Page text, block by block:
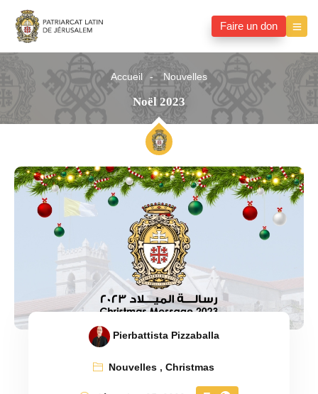
Faire un don
Accueil Nouvelles
Noël 2023
Pierbattista Pizzaballa
Nouvelles,Christmas